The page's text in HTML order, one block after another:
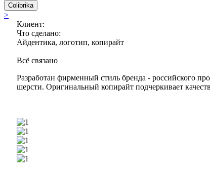
Colibrika
>
Клиент:
Что сделано:
Айдентика, логотип, копирайт
Всё связано
Разработан фирменный стиль бренда - российского
шерсти. Оригинальный копирайт подчеркивает